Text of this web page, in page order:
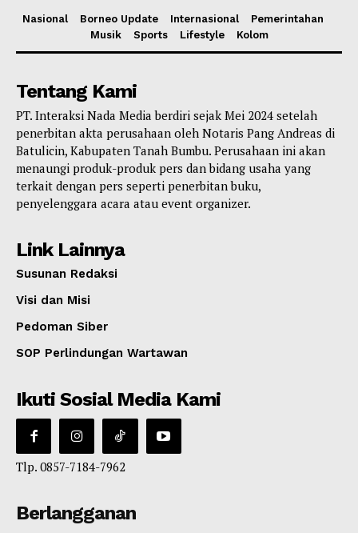
Nasional Borneo Update Internasional
Pemerintahan
Musik
Sports Lifestyle Kolom
Tentang Kami
PT. Interaksi Nada Media berdiri sejak Mei 2024 setelah
penerbitan akta perusahaan oleh Notaris Pang Andreas di
Batulicin, Kabupaten Tanah Bumbu. Perusahaan ini akan
menaungi produk-produk pers dan bidang usaha yang
terkait dengan pers seperti penerbitan buku,
penyelenggara acara atau event organizer.
Link Lainnya
Susunan Redaksi
Visi dan Misi
Pedoman Siber
SOP Perlindungan Wartawan
Ikuti Sosial Media Kami
Tlp. 0857-7184-7962
Berlangganan